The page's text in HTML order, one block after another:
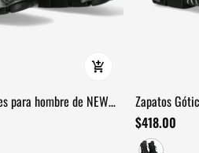
para hombre de NEW
Zapatos
NEW ROCK
$418.00